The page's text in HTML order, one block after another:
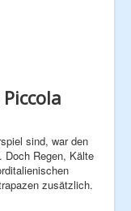
sind, war den
Doch Regen, Kälte
zusätzlich.